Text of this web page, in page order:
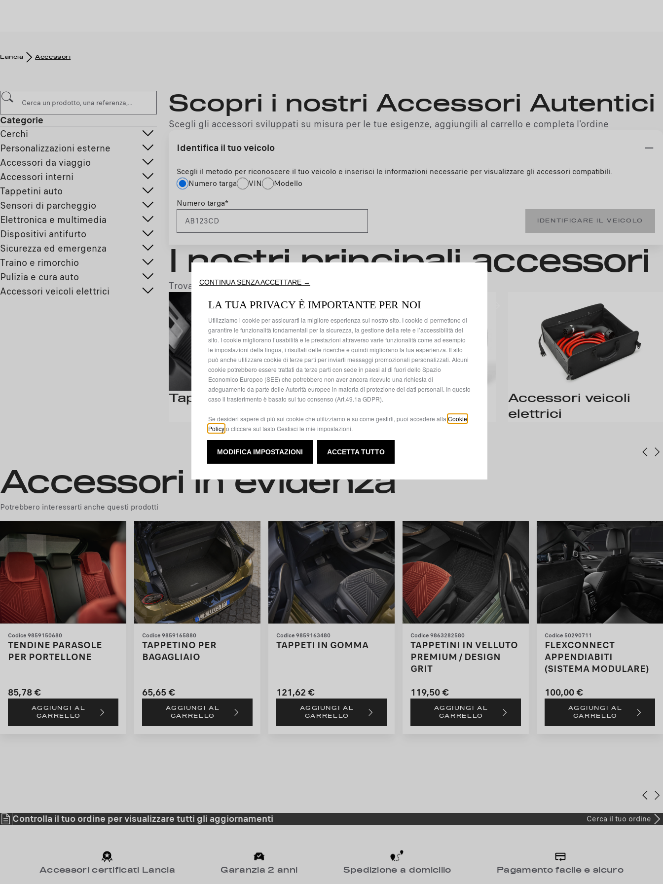
Lancia Accessori
Categorie
Cerchi
Personalizzazioni esterne
Accessori da viaggio
Accessori interni
Tappetini auto
Sensori di parcheggio
Elettronica e multimedia
Dispositivi antifurto
Sicurezza ed emergenza
Traino e rimorchio
Pulizia e cura auto
Accessori veicoli elettrici
Scopri i nostri Accessori Autentici
Scegli gli accessori sviluppati su misura per le tue esigenze, aggiungili al carrello e completa l'ordine
Identifica il tuo veicolo
Scegli il metodo per riconoscere il tuo veicolo e inserisci le informazioni necessarie per visualizzare gli accessori compatibili.
Numero targa
Modello
VIN
Numero targa*
IDENTIFICARE IL VEICOLO
I nostri principali accessori
Trova gli accessori più adatti alla tua auto
Tappetini auto Cerchi
Accessori veicoli
elettrici
Accessori in evidenza
Potrebbero interessarti anche questi prodotti
Codice 9859150680
TENDINE PARASOLE
PER PORTELLONE
85,78 €
85,78
AGGIUNGI AL
CARRELLO
Codice 9859165880
TAPPETINO PER
BAGAGLIAIO
65,65 €
65,65
AGGIUNGI AL
CARRELLO
Codice 9859163480
TAPPETI IN GOMMA
121,62 €
121,62
AGGIUNGI AL
CARRELLO
Codice 9863282580
TAPPETINI IN VELLUTO
PREMIUM / DESIGN
GRIT
119,50 €
119,50
AGGIUNGI AL
CARRELLO
Codice 50290711
FLEXCONNECT
APPENDIABITI
(SISTEMA MODULARE)
100,00 €
100,00
AGGIUNGI AL
CARRELLO
Controlla il tuo ordine per visualizzare tutti gli aggiornamenti Cerca il tuo ordine
Accessori certificati Lancia Garanzia 2 anni Spedizione a domicilio Pagamento facile e sicuro
CONTINUA SENZA ACCETTARE →
LA TUA PRIVACY È IMPORTANTE PER NOI
Utilizziamo i cookie per assicurarti la migliore esperienza sul nostro sito. I cookie ci permettono di
garantire le funzionalità fondamentali per la sicurezza, la gestione della rete e l’accessibilità del
sito. I cookie migliorano l’usabilità e le prestazioni attraverso varie funzionalità come ad esempio
le impostazioni della lingua, i risultati delle ricerche e quindi migliorano la tua esperienza. Il sito
può anche utilizzare cookie di terze parti per inviarti messaggi promozionali personalizzati. Alcuni
cookie potrebbero essere trattati da terze parti con sede in paesi al di fuori dello Spazio
Economico Europeo (SEE) che potrebbero non aver ancora ricevuto una richiesta di
adeguamento da parte delle Autorità europee in materia di protezione dei dati personali. In questo
caso il trasferimento è basato sul tuo consenso (Art.49.1a GDPR).
Se desideri sapere di più sui cookie che utilizziamo e su come gestirli, puoi accedere alla Cookie
Policyo cliccare sul tasto Gestisci le mie impostazioni.
MODIFICA IMPOSTAZIONI ACCETTA TUTTO